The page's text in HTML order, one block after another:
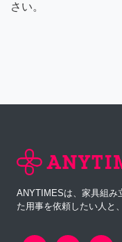
さい。
ANYTIMESは、家具組み
た用事を依頼したい人と